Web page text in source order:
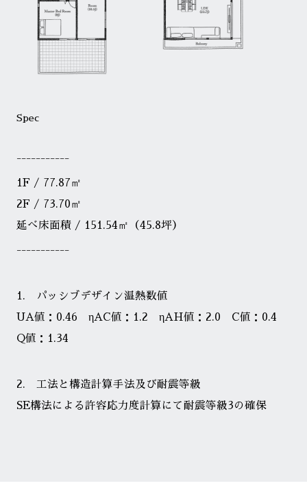
Spec
1F / 77.87㎡
2F / 73.70㎡
延べ床面積 / 151.54㎡（45.8坪）
1. パッシブデザイン温熱数値
UA値：0.46 ηAC値：1.2 ηAH値：2.0 C値：0.4
Q値：1.34
2. 工法と構造計算手法及び耐震等級
SE構法による許容応力度計算にて耐震等級3の確保